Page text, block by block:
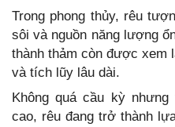
Trong phong thủy, rêu
sôi và nguồn năng lượng
thành thảm còn được xem
và tích lũy lâu dài.
Không quá cầu kỳ
cao, rêu đang trở thành